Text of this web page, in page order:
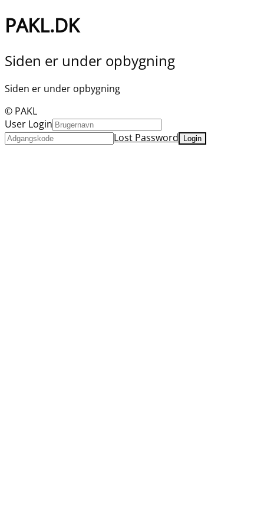
PAKL.DK
Siden er under opbygning
Siden er under opbygning
© PAKL
User Login
Lost Password